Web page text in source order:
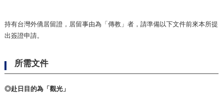
持有台灣外僑居留證，居留事由為「傳教」者，請準備以下文件前來本所提
出簽證申請。
所需文件
◎赴日目的為「觀光」